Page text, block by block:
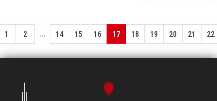
1 2 ... 14 15 16 17 18 19 20 21 22